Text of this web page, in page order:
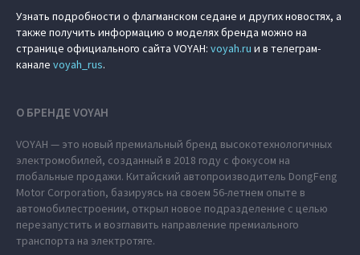
Узнать подробности о флагманском седане и других новостях, а
также получить информацию о моделях бренда можно на
странице официального сайта VOYAH: voyah.ru и в телеграм-
канале voyah_rus.
О БРЕНДЕ VOYAH
VOYAH — это новый премиальный бренд высокотехнологичных
электромобилей, созданный в 2018 году с фокусом на
глобальные продажи. Китайский автопроизводитель DongFeng
Motor Corporation, базируясь на своем 56-летнем опыте в
автомобилестроении, открыл новое подразделение с целью
перезапустить и возглавить направление премиального
транспорта на электротяге.